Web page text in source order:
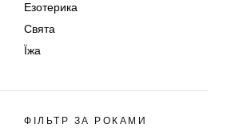
Езотерика
Свята
Їжа
ФІЛЬТР ЗА РОКАМИ